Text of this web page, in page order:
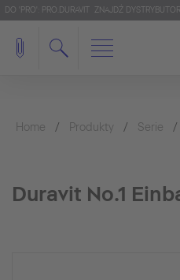
DO 'PRO': PRO.DURAVIT ZNAJDŹ
Home Produkty Serie
Duravit No.1